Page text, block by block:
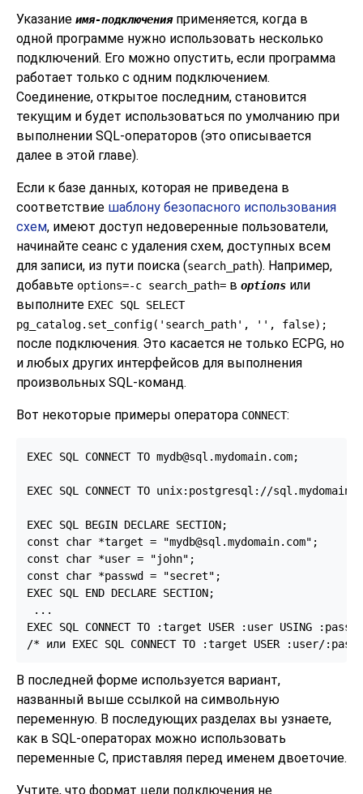
Указание имя-подключенияприменяется, когда в
одной программе нужно использовать несколько
подключений. Его можно опустить, если программа
работает только с одним подключением.
Соединение, открытое последним, становится
текущим и будет использоваться по умолчанию при
выполнении SQL-операторов (это описывается
далее в этой главе).
Если к базе данных, которая не приведена в
соответствие шаблону безопасного использования
схем, имеют доступ недоверенные пользователи,
начинайте сеанс с удаления схем, доступных всем
для записи, из пути поиска (search_path). Например,
добавьте options=-c search_path= в options или
выполните EXEC SQL SELECT
pg_catalog.set_config('search_path', '', false);
после подключения. Это касается не только ECPG, но
и любых других интерфейсов для выполнения
произвольных SQL-команд.
Вот некоторые примеры оператора CONNECT:
EXEC SQL CONNECT TO mydb@sql.mydomain.com;
EXEC SQL CONNECT TO unix:postgresql://
EXEC SQL BEGIN DECLARE SECTION;
const char *target = "mydb@sql.mydomain.com";
const char *user = "john";
const char *passwd = "secret";
EXEC SQL END DECLARE SECTION;
...
EXEC SQL CONNECT TO :target USER :user USING
/* или EXEC SQL CONNECT TO :target USER :user/
В последней форме используется вариант,
названный выше ссылкой на символьную
переменную. В последующих разделах вы узнаете,
как в SQL-операторах можно использовать
переменные C, приставляя перед именем двоеточие.
Учтите, что формат цели подключения не